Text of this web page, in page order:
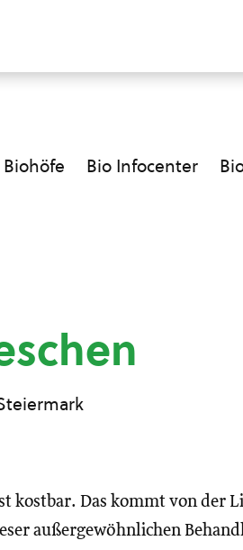
Bio Infocenter
kostbar. Das kommt von der
außergewöhnlichen